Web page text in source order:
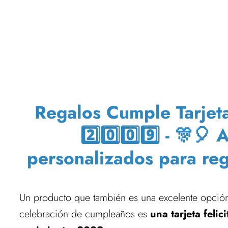
Regalos Cumple
2️⃣0️⃣0️⃣9️⃣ - 🎊🎈
personalizados para
Un producto que también es una excelente
celebración de cumpleaños es una tarjeta